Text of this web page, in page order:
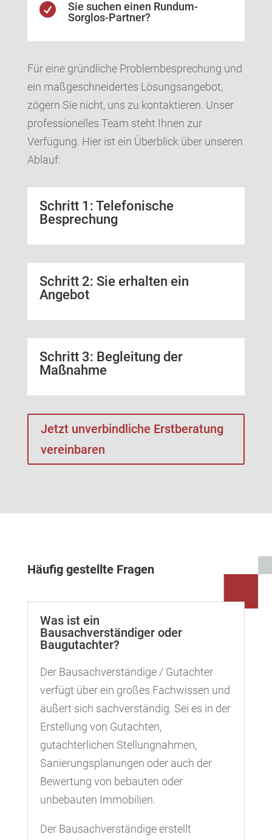

Sie suchen einen Rundum-
Sorglos-Partner?
Für eine gründliche Problembesprechung und
ein maßgeschneidertes Lösungsangebot,
zögern Sie nicht, uns zu kontaktieren. Unser
professionelles Team steht Ihnen zur
Verfügung. Hier ist ein Überblick über unseren
Ablauf:
Schritt 1: Telefonische
Besprechung
Schritt 2: Sie erhalten ein
Angebot
Schritt 3: Begleitung der
Maßnahme
Jetzt unverbindliche Erstberatung
vereinbaren
Häufig gestellte Fragen
Was ist ein
Bausachverständiger oder
Baugutachter?
Der Bausachverständige / Gutachter
verfügt über ein großes Fachwissen und
äußert sich sachverständig. Sei es in der
Erstellung von Gutachten,
gutachterlichen Stellungnahmen,
Sanierungsplanungen oder auch der
Bewertung von bebauten oder
unbebauten Immobilien.
Der Bausachverständige erstellt